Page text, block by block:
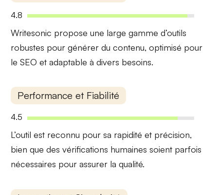
4.8
Writesonic propose une large gamme d’outils
robustes pour générer du contenu, optimisé pour
le SEO et adaptable à divers besoins.
Performance et Fiabilité
4.5
L’outil est reconnu pour sa rapidité et précision,
bien que des vérifications humaines soient parfois
nécessaires pour assurer la qualité.